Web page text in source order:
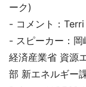
ーク)
- コメント：Terri
- スピーカー：岡
経済産業省 資源
部 新エネルギ